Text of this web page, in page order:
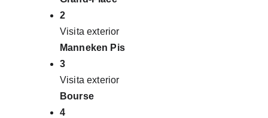
2
Visita exterior
Manneken Pis
3
Visita exterior
Bourse
4